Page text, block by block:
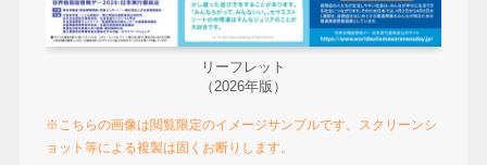
リーフレット
（2026年版）
※こちらの画像は閲覧限定のイメージサンプルです。スクリーンシ
ョット等による複製は固くお断りします。